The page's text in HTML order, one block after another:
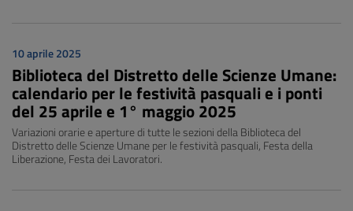
10 aprile 2025
Biblioteca del Distretto delle Scienze Umane:
calendario per le festività pasquali e i ponti
del 25 aprile e 1° maggio 2025
Variazioni orarie e aperture di tutte le sezioni della Biblioteca del
Distretto delle Scienze Umane per le festività pasquali, Festa della
Liberazione, Festa dei Lavoratori.